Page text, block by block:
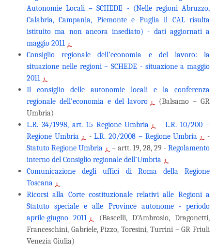
Autonomie Locali –SCHEDE - (Nelle regioni Abruzzo,
Calabria, Campania, Piemonte e Puglia il CAL risulta
istituito ma non ancora insediato) - dati aggiornati a
maggio 2011
Consiglio regionale dell’economia e del lavoro:
la
situazione nelle regioni – SCHEDE - situazione a maggio
2011
Il consiglio delle autonomie locali e la conferenza
regionale dell’economia e del lavoro
(Balsamo – GR
Umbria)
L.R. 34/1998, art. 15 Regione Umbria
-L.R. 10/200 –
Regione Umbria
-L.R. 20/2008 – Regione Umbria
-
Statuto Regione Umbria
– artt. 19, 28, 29 - Regolamento
interno del Consiglio regionale dell’Umbria
Comunicazione degli uffici di Roma della Regione
Toscana
Ricorsi alla Corte costituzionale relativi alle Regioni a
Statuto speciale e alle Province autonome - periodo
aprile-giugno 2011
(Bascelli, D’Ambrosio, Dragonetti,
Franceschini, Gabriele, Pizzo, Toresini, Turrini – GR Friuli
Venezia Giulia)